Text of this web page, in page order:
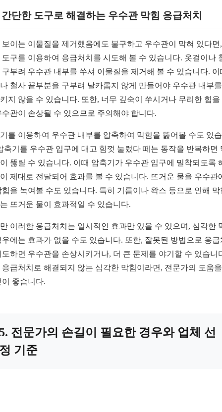
간단한 도구로 해결하는 우수관 막힘 응급처치
보이는 이물질을 제거했음에도 불구하고 우수관이 막혀 있다면
도구를 이용하여 응급처치를 시도해 볼 수 있습니다. 옷걸이나
구부려 우수관 내부를 쑤셔 이물질을 제거해 볼 수 있습니다. 이
철사 끝부분을 구부려 날카롭지 않게 만들어야 우수관 내부
지 않을 수 있습니다. 또한, 너무 깊숙이 쑤시거나 무리한 힘을
수관이 손상될 수 있으므로 주의해야 합니다.
를 이용하여 우수관 내부를 압축하여 막힘을 뚫어볼 수도 있
축기를 우수관 입구에 대고 힘껏 눌렀다 떼는 동작을 반복하면
뚫릴 수 있습니다. 이때 압축기가 우수관 입구에 밀착되도록
제대로 전달되어 효과를 볼 수 있습니다. 뜨거운 물을 우수관
힘을 녹여볼 수도 있습니다. 특히 기름이나 왁스 등으로 인해 막
뜨거운 물이 효과적일 수 있습니다.
이러한 응급처치는 일시적인 효과만 있을 수 있으며, 심각한
우에는 효과가 없을 수도 있습니다. 또한, 잘못된 방법으로 응급
도하면 우수관을 손상시키거나, 더 큰 문제를 야기할 수 있습니
응급처치로 해결되지 않는 심각한 막힘이라면, 전문가의 도움
이 좋습니다.
전문가의 손길이 필요한 경우와 업체 선
기준